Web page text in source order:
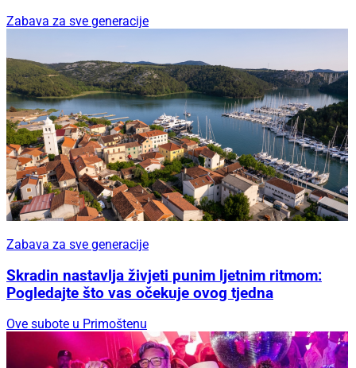
Zabava za sve generacije
Zabava za sve generacije
Skradin nastavlja živjeti punim ljetnim ritmom:
Pogledajte što vas očekuje ovog tjedna
Ove subote u Primoštenu